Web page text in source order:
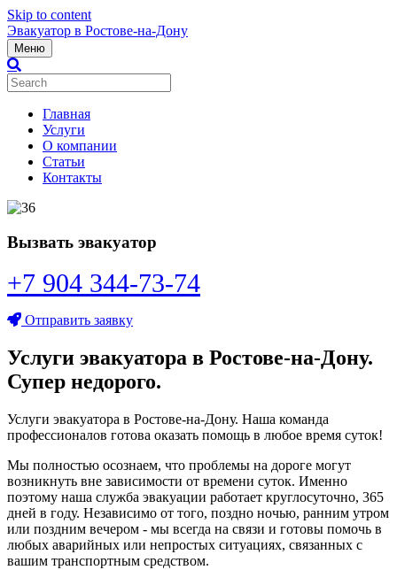
Skip to content
Эвакуатор в Ростове-на-Дону
Меню
Главная
Услуги
О компании
Статьи
Контакты
Вызвать эвакуатор
+7 904 344-73-74
Отправить заявку
Услуги эвакуатора в Ростове-на-Дону.
Супер недорого.
Услуги эвакуатора в Ростове-на-Дону. Наша команда
профессионалов готова оказать помощь в любое время суток!
Мы полностью осознаем, что проблемы на дороге могут
возникнуть вне зависимости от времени суток. Именно
поэтому наша служба эвакуации работает круглосуточно, 365
дней в году. Независимо от того, поздно ночью, ранним утром
или поздним вечером - мы всегда на связи и готовы помочь в
любых аварийных или непростых ситуациях, связанных с
вашим транспортным средством.